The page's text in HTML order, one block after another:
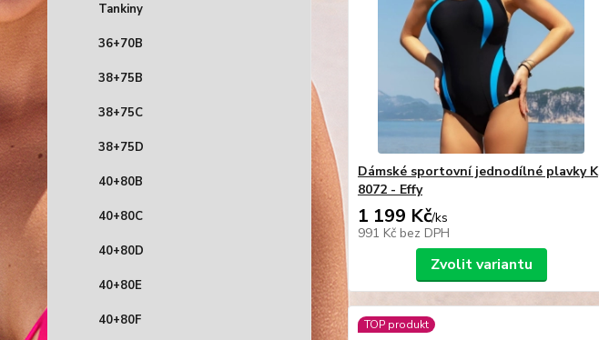
Tankiny
36+70B
38+75B
38+75C
38+75D
40+80B
40+80C
40+80D
40+80E
40+80F
Dámské sportovní jednodílné plavky K
8072 - Effy
1 199 Kč/ks
991 Kč bez DPH
Zvolit variantu
TOP produkt